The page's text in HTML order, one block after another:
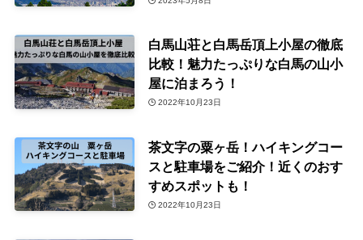
白馬山荘と白馬岳頂上小屋の徹底
比較！魅力たっぷりな白馬の山小
屋に泊まろう！
2022年10月23日
茶文字の粟ヶ岳！ハイキングコー
スと駐車場をご紹介！近くのおす
すめスポットも！
2022年10月23日